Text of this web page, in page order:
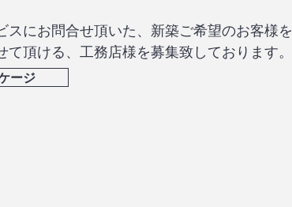
スにお問合せ頂いた、新築ご希望のお客様を
て頂ける、工務店様を募集致しております。
ージ